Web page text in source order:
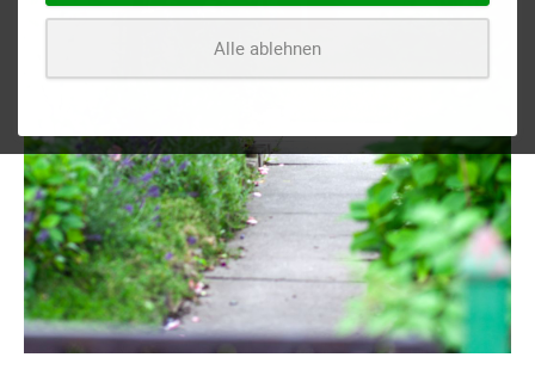
Alle ablehnen